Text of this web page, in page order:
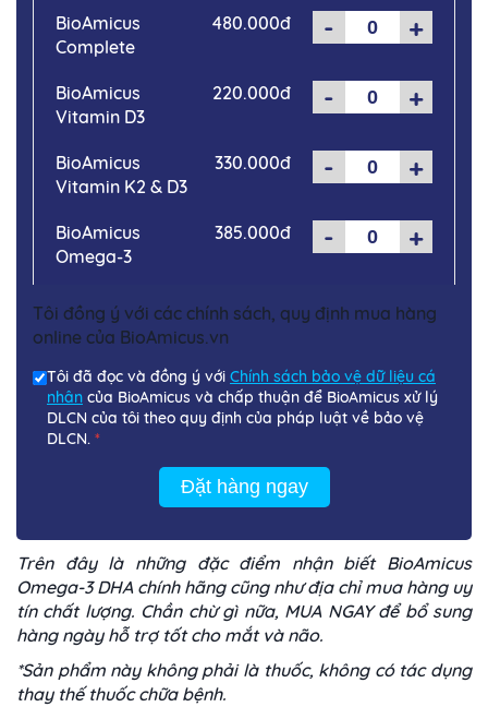
BioAmicus
Complete
480.000đ - +
BioAmicus
Vitamin D3
220.000đ - +
BioAmicus
Vitamin K2 & D3
330.000đ - +
BioAmicus
Omega-3
385.000đ - +
Tôi đồng ý với các chính sách, quy định mua hàng
online của BioAmicus.vn
Tôi đã đọc và đồng ý với Chính sách bảo vệ dữ liệu cá
nhân của BioAmicus và chấp thuận để BioAmicus xử lý
DLCN của tôi theo quy định của pháp luật về bảo vệ
DLCN. *
Đặt hàng ngay
Trên đây là những đặc điểm nhận biết BioAmicus
Omega-3 DHA chính hãng cũng như địa chỉ mua hàng uy
tín chất lượng. Chần chừ gì nữa, MUA NGAY để bổ sung
hàng ngày hỗ trợ tốt cho mắt và não.
*Sản phẩm này không phải là thuốc, không có tác dụng
thay thế thuốc chữa bệnh.